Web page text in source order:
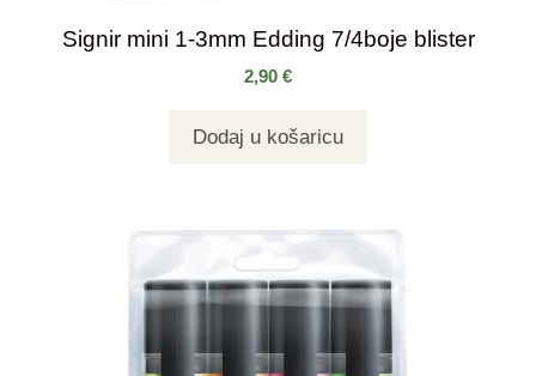
Signir mini 1-3mm Edding 7/4boje blister
2,90 €
Dodaj u košaricu